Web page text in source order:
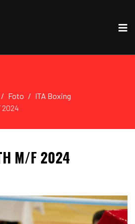
Foto
ITA Boxing
2024
M/F 2024